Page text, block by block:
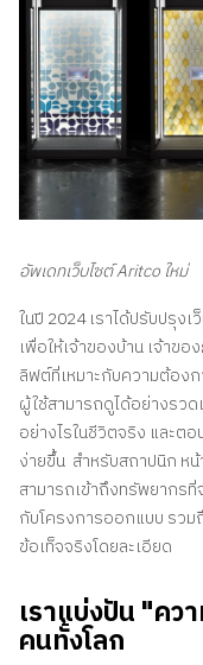
อัพเดทเว็บไซต์ Aritco ใหม่
ในปี 2024 เราได้ปรับปรุง
เพื่อให้เจ้าของบ้าน เจ้าข
ลิฟต์ที่เหมาะกับความต้อง
ผู้ใช้สามารถดูได้อย่างรว
อย่างไรในชีวิตจริง และต
ง่ายขึ้น สําหรับสถาปนิก หน้
สามารถเข้าถึงทรัพยากร
กับโครงการออกแบบ รวม
ข้อเท็จจริงโดยละเอียด
เราแบ่งปัน "ค
คนทั้งโลก